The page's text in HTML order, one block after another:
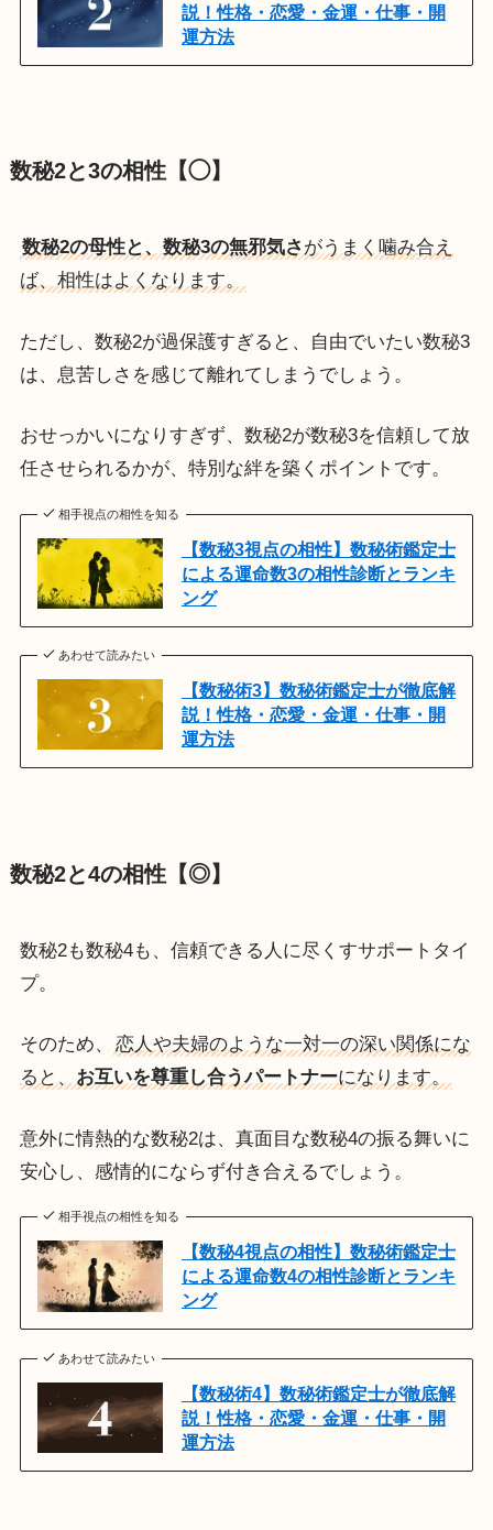
説！性格・恋愛・金運・仕事・開
運方法
数秘2と3の相性【◯】
数秘2の母性と、数秘3の無邪気さ がうまく噛み合え
ば、相性はよくなります。
ただし、数秘2が過保護すぎると、自由でいたい数秘3
は、息苦しさを感じて離れてしまうでしょう。
おせっかいになりすぎず、数秘2が数秘3を信頼して放
任させられるかが、特別な絆を築くポイントです。
相手視点の相性を知る
【数秘3視点の相性】数秘術鑑定士
による運命数3の相性診断とランキ
ング
あわせて読みたい
【数秘術3】数秘術鑑定士が徹底解
説！性格・恋愛・金運・仕事・開
運方法
数秘2と4の相性【◎】
数秘2も数秘4も、信頼できる人に尽くすサポートタイ
プ。
そのため、
恋人や夫婦のような一対一の深い関係にな
ると、 お互いを尊重し合うパートナーになります。
意外に情熱的な数秘2は、真面目な数秘4の振る舞いに
安心し、感情的にならず付き合えるでしょう。
相手視点の相性を知る
【数秘4視点の相性】数秘術鑑定士
による運命数4の相性診断とランキ
ング
あわせて読みたい
【数秘術4】数秘術鑑定士が徹底解
説！性格・恋愛・金運・仕事・開
運方法